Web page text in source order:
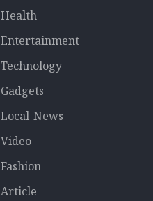
Health
Entertainment
Technology
Gadgets
Local-News
Video
Fashion
Article